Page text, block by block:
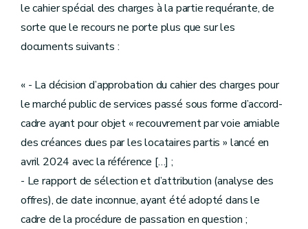
le cahier spécial des charges à la partie requérante, de
sorte que le recours ne porte plus que sur les
documents suivants :
« - La décision d’approbation du cahier des charges pour
le marché public de services passé sous forme d’accord-
cadre ayant pour objet « recouvrement par voie amiable
des créances dues par les locataires partis » lancé en
avril 2024 avec la référence […] ;
- Le rapport de sélection et d’attribution (analyse des
offres), de date inconnue, ayant été adopté dans le
cadre de la procédure de passation en question ;